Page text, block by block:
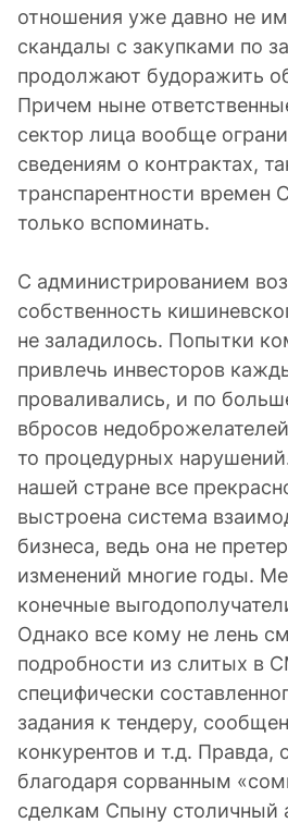
отношения уже давно не
скандалы с закупками по
продолжают будоражить
Причем ныне
сектор лица вообще
сведениям о контрактах,
транспарентности времен
только вспоминать.
С администрированием
собственность
не заладилось. Попытки
привлечь инвесторов
проваливались, и по
вбросов
то процедурных
нашей стране все
выстроена система
бизнеса, ведь она не
изменений многие годы.
конечные
Однако все кому не лень
подробности из слитых в
специфически
задания к тендеру,
конкурентов и т.д. Правда,
благодаря сорванным
сделкам Спыну столичный